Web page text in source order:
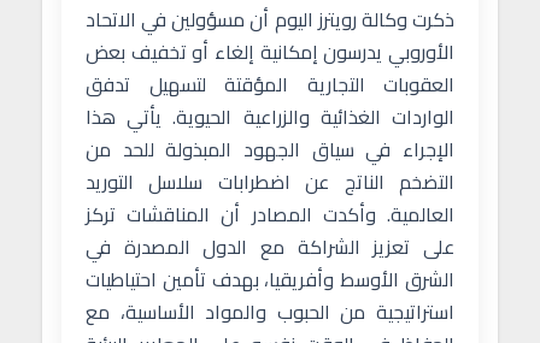
ذكرت وكالة رويترز اليوم أن مسؤولين في الاتحاد
الأوروبي يدرسون إمكانية إلغاء أو تخفيف بعض
العقوبات التجارية المؤقتة لتسهيل تدفق
الواردات الغذائية والزراعية الحيوية. يأتي هذا
الإجراء في سياق الجهود المبذولة للحد من
التضخم الناتج عن اضطرابات سلاسل التوريد
العالمية. وأكدت المصادر أن المناقشات تركز
على تعزيز الشراكة مع الدول المصدرة في
الشرق الأوسط وأفريقيا، بهدف تأمين احتياطيات
استراتيجية من الحبوب والمواد الأساسية، مع